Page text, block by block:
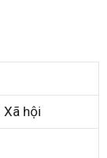
Xã hội